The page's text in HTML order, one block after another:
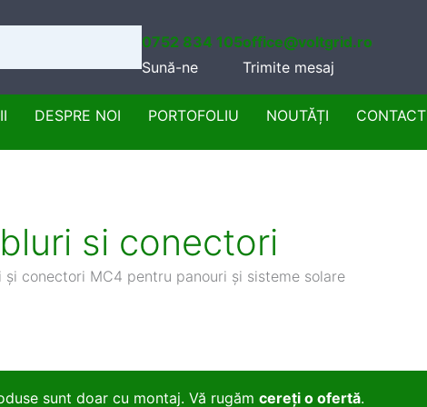
0752 834 105
Sună-ne
office@voltgrid.ro
Trimite mesaj
DESPRE NOI PORTOFOLIU NOUTĂȚI CONTACT
si conectori
și conectori MC4 pentru panouri și sisteme solare
sunt doar cu montaj. Vă rugăm cereți o ofertă.